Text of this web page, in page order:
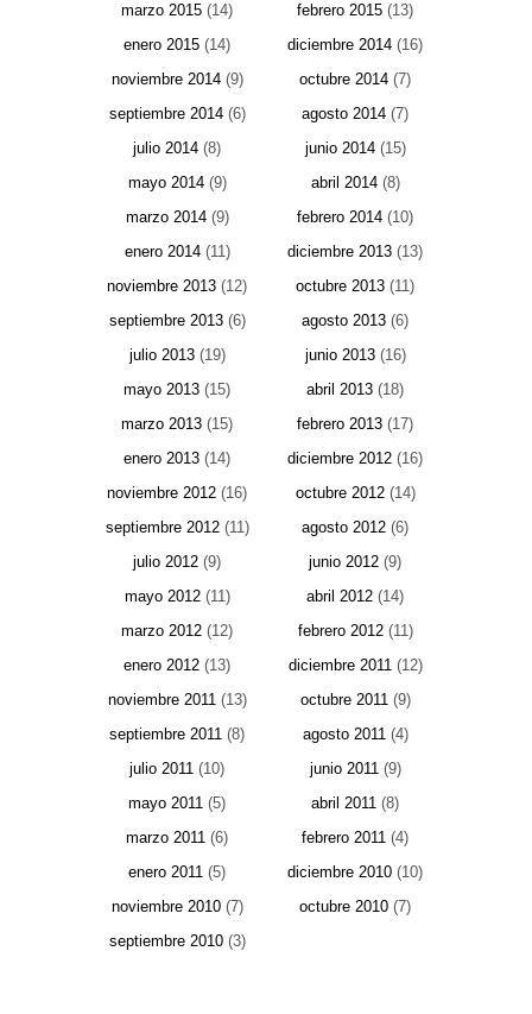
marzo 2015 (14) febrero 2015 (13)
enero 2015 (14) diciembre 2014 (16)
noviembre 2014(9) octubre 2014 (7)
septiembre 2014(6) agosto 2014 (7)
julio 2014 (8) junio 2014(15)
mayo 2014(9) abril 2014(8)
marzo 2014(9) febrero 2014 (10)
enero 2014(11) diciembre 2013 (13)
noviembre 2013 (12) octubre 2013 (11)
septiembre 2013(6) agosto 2013 (6)
julio 2013(19) junio 2013(16)
mayo 2013 (15) abril 2013 (18)
marzo 2013 (15) febrero 2013 (17)
enero 2013 (14) diciembre 2012 (16)
noviembre 2012 (16) octubre 2012(14)
septiembre 2012(11) agosto 2012 (6)
julio 2012 (9) junio 2012 (9)
mayo 2012(11) abril 2012 (14)
marzo 2012 (12) febrero 2012(11)
enero 2012 (13) diciembre 2011(12)
noviembre 2011(13) octubre 2011(9)
septiembre 2011 (8) agosto 2011(4)
julio 2011 (10) junio 2011(9)
mayo 2011 (5) abril 2011 (8)
marzo 2011 (6) febrero 2011 (4)
enero 2011 (5) diciembre 2010 (10)
noviembre 2010(7) octubre 2010 (7)
septiembre 2010(3)